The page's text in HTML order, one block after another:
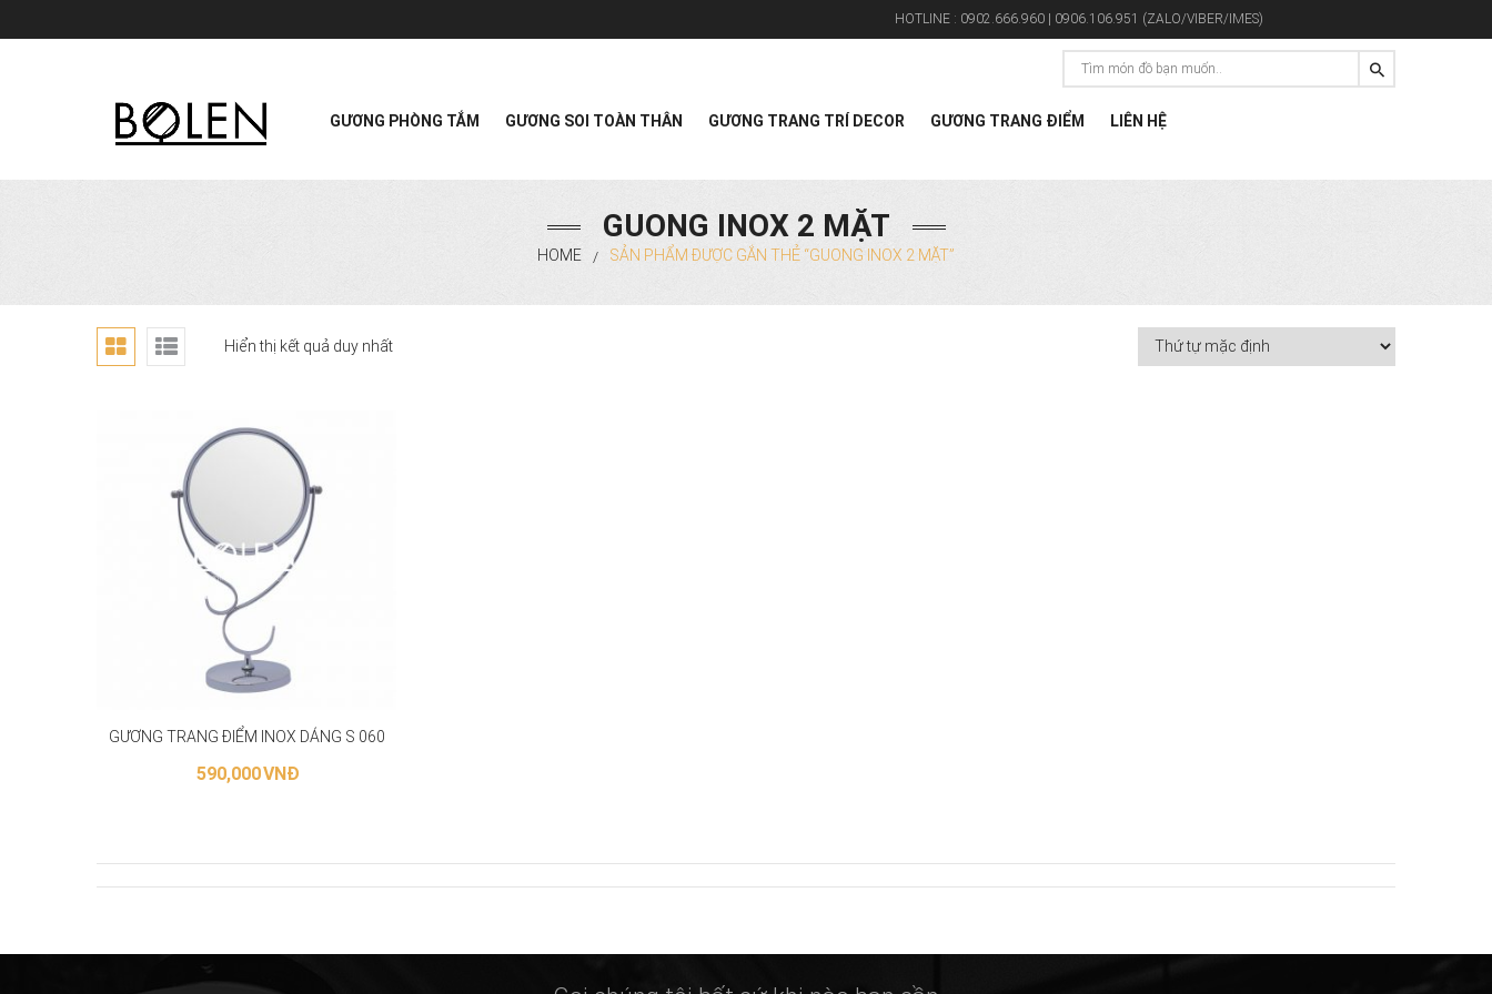
HOTLINE : 0902.666.960 | 0906.106.951 (ZALO/VIBER/IMES)
GƯƠNG PHÒNG TẮM GƯƠNG SOI TOÀN THÂN GƯƠNG TRANG TRÍ DECOR GƯƠNG TRANG ĐIỂM LIÊN HỆ
GUONG INOX 2 MẶT
HOME / SẢN PHẨM ĐƯỢC GẮN THẺ “GUONG INOX 2 MẶT”
Hiển thị kết quả duy nhất
GƯƠNG TRANG ĐIỂM INOX DÁNG S 060
590,000VNĐ